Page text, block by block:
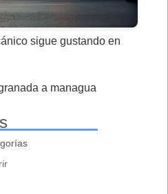
sigue gustando en
a managua